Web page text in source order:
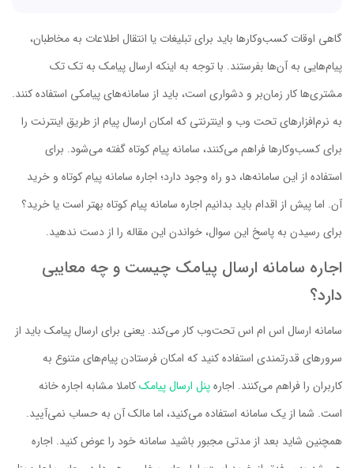
گاهی اوقات کسب‌وکارها باید برای تبلیغات یا انتقال اطلاعات به مخاطبان،
پیام‌هایی به آن‌ها بفرستند. با توجه به اینکه ارسال پیامک به تک تک
مشتری‌ها کار زمان‌بر و دشواری است، باید از سامانه‌های پیامکی استفاده کنند.
به نرم‌افزارهای تحت وب و اینترنتی که امکان ارسال پیام از طریق اینترنت را
برای کسب‌وکارها فراهم می‌کنند، سامانه پیام کوتاه گفته می‌شود. برای
استفاده از این سامانه‌ها، دو راه وجود دارد؛ اجاره سامانه پیام کوتاه و خرید
آن. اما پیش از اقدام باید بدانیم اجاره سامانه پیام کوتاه بهتر است یا خرید؟
برای رسیدن به پاسخ این سوال، خواندن این مقاله را از دست ندهید.
اجاره سامانه ارسال پیامک چیست و چه معایبی
دارد؟
سامانه ارسال اس ام اس تحت‌وب کار می‌کند. یعنی برای ارسال پیامک باید از
سرورهای قدرتمندی استفاده کنید که امکان فرستادن پیام‌های متنوع به
کاربران را فراهم می‌کنند. اجارهپنل ارسال پیامککاملا مشابه اجاره خانه
است. شما از یک سامانه استفاده می‌کنید، اما مالک آن به حساب نمی‌آیید.
همچنین شاید بعد از مدتی مجبور باشید سامانه خود را عوض کنید. اجاره